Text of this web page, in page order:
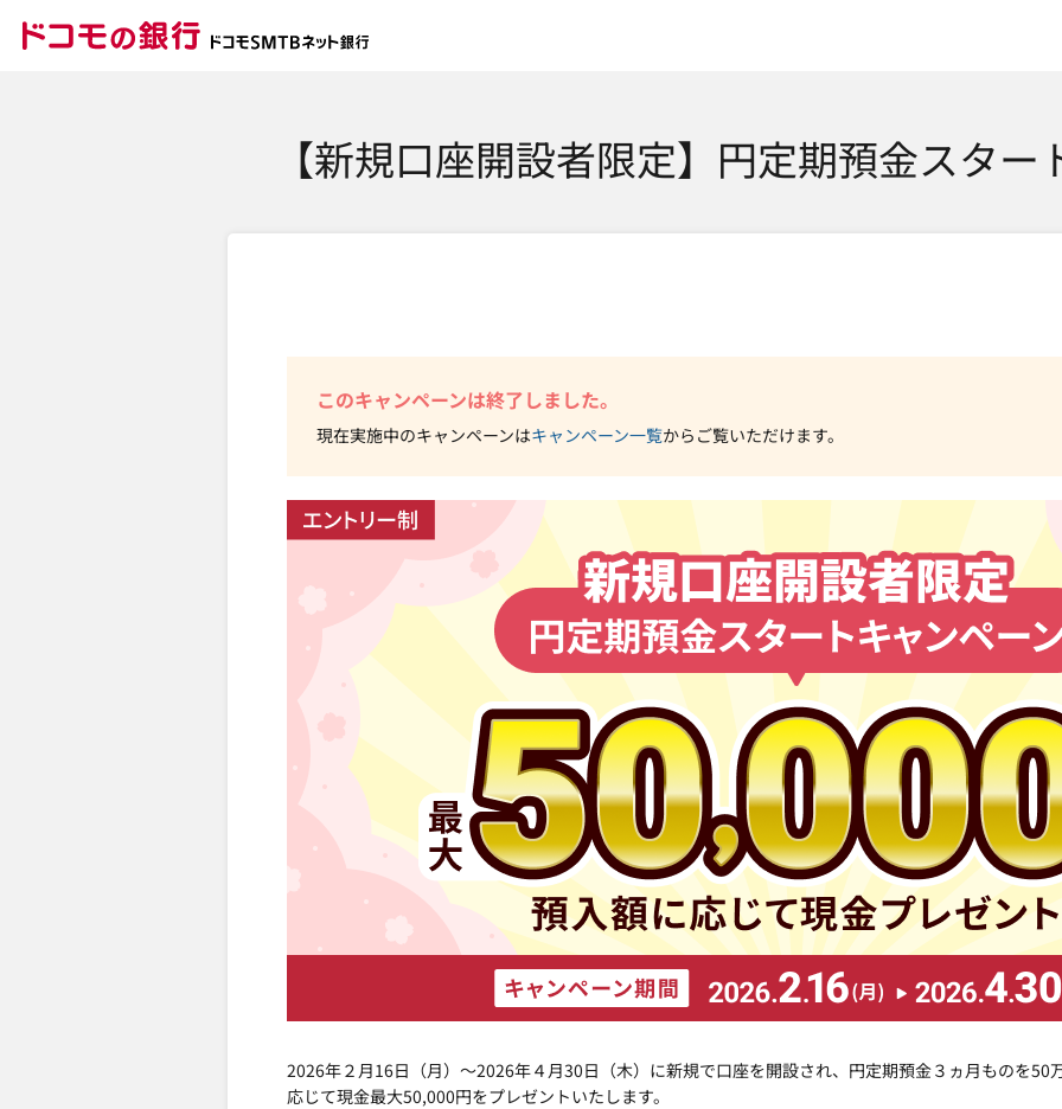
【新規口座開設者限定】円定期預金スター
このキャンペーンは終了しました。
現在実施中のキャンペーンはキャンペーン一覧からご覧いただけます。
2026年２月16日（月）～2026年４月30日（木）に新規で口座を開設され、円定期預金３ヵ月ものを50
応じて現金最大50,000円をプレゼントいたします。